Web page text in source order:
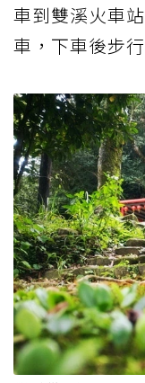
車到雙溪火車
車，下車後步